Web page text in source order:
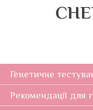
Генетичне
Рекомендації для